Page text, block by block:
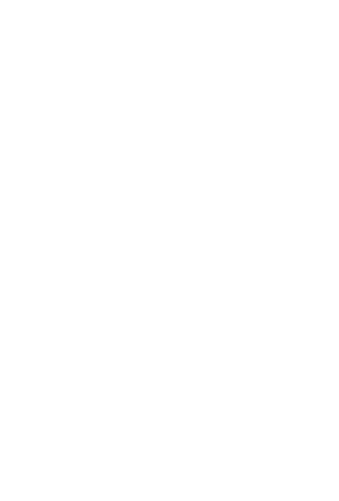
und erteilt wird eine zusätzliche Gebühr fällig. Diese
handelt.
Ihres Unternehmens.
werden.
beantragt werden, sofern bestimmte Obergrenzen
Maßstab); aus wirtschaftlichen Gründen alleine
Befristung ist dabei möglich.
Personen auf Verlangen zur Prüfung übergeben